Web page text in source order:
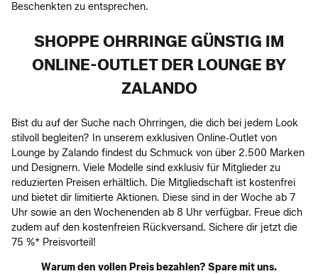
Beschenkten zu entsprechen.
SHOPPE OHRRINGE GÜNSTIG IM
ONLINE-OUTLET DER LOUNGE BY
ZALANDO
Bist du auf der Suche nach Ohrringen, die dich bei jedem Look
stilvoll begleiten? In unserem exklusiven Online‑Outlet von
Lounge by Zalando findest du Schmuck von über 2.500 Marken
und Designern. Viele Modelle sind exklusiv für Mitglieder zu
reduzierten Preisen erhältlich. Die Mitgliedschaft ist kostenfrei
und bietet dir limitierte Aktionen. Diese sind in der Woche ab 7
Uhr sowie an den Wochenenden ab 8 Uhr verfügbar. Freue dich
zudem auf den kostenfreien Rückversand. Sichere dir jetzt die
75 %* Preisvorteil!
Warum den vollen Preis bezahlen? Spare mit uns.